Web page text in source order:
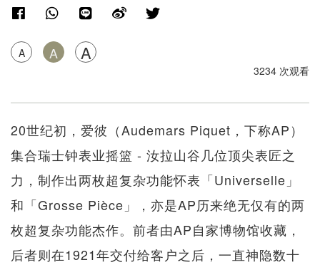
A A A
3234 次观看
20世纪初，爱彼（Audemars Piquet，下称AP）
集合瑞士钟表业摇篮 - 汝拉山谷几位顶尖表匠之
力，制作出两枚超复杂功能怀表「Universelle」
和「Grosse Pièce」，亦是AP历来绝无仅有的两
枚超复杂功能杰作。前者由AP自家博物馆收藏，
后者则在1921年交付给客户之后，一直神隐数十